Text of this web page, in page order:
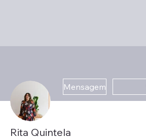
Mensagem
Rita Quintela